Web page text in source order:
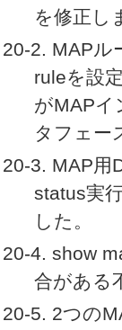
を修正し
20-2. MAPル
ruleを設
がMAPイ
タフェー
20-3. MAP用
status実
した。
20-4. show
合がある
20-5. 2つの